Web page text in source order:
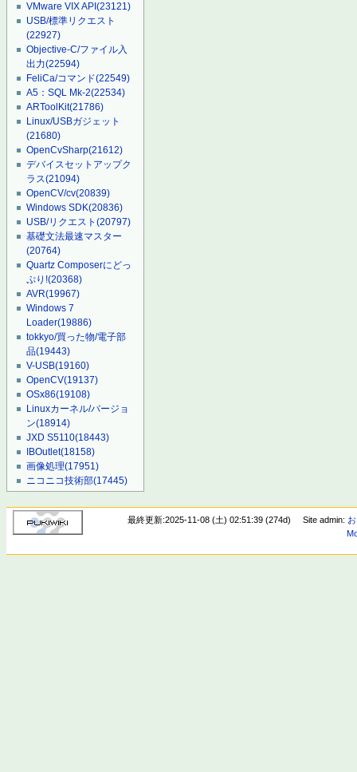
VMware VIX API(23121)
USB/標準リクエスト
(22927)
Objective-C/ファイル入
出力(22594)
FeliCa/コマンド(22549)
A5：SQL Mk-2(22534)
ARToolKit(21786)
Linux/USBガジェット
(21680)
OpenCvSharp(21612)
デバイスセットアップク
ラス(21094)
OpenCV/cv(20839)
Windows SDK(20836)
USB/リクエスト(20797)
基礎文法最速マスター
(20764)
Quartz Composerにどっ
ぷり!(20368)
AVR(19967)
Windows 7
Loader(19886)
tokkyo/買った物/電子部
品(19443)
V-USB(19160)
OpenCV(19137)
OSx86(19108)
Linuxカーネル/バージョ
ン(18914)
JXD S5110(18443)
IBOutlet(18158)
画像処理(17951)
ニコニコ技術部(17445)
最終更新:2025-11-08 (土) 02:51:39 (274d) Site admin: